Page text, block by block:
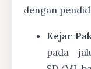
dengan
Kejar
pada